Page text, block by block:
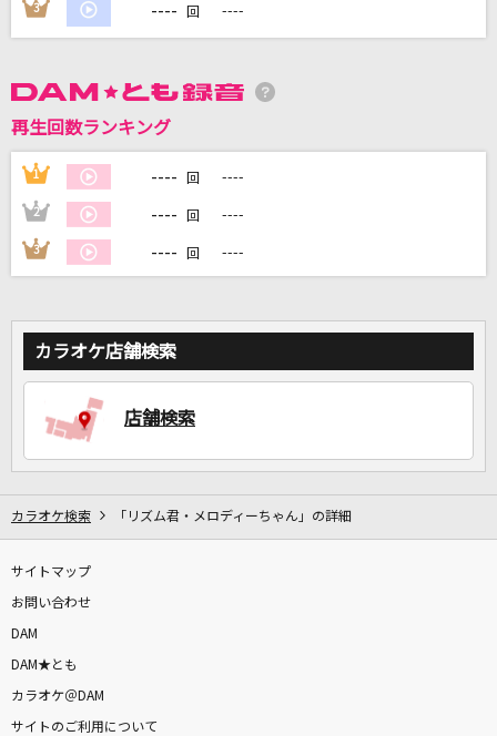
カラオケ最新情報をチェック！
3 ---- 回 ----
再生回数ランキング
1 ---- 回 ----
2 ---- 回 ----
3 ---- 回 ----
カラオケ店舗検索
店舗検索
カラオケ検索 「リズム君・メロディーちゃん」の詳細
サイトマップ
お問い合わせ
DAM
DAM★とも
カラオケ＠DAM
サイトのご利用について